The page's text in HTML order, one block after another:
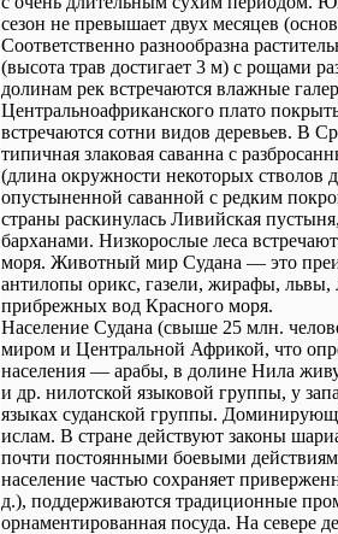
сезон не превышает двух месяцев
Соответственно разнообразна
(высота трав достигает 3 м) с рощами
долинам рек встречаются влажные
Центральноафриканского плато
встречаются сотни видов деревьев. В
типичная злаковая саванна с
(длина окружности некоторых стволов
опустыненной саванной с редким
страны раскинулась Ливийская
барханами. Низкорослые леса
моря. Животный мир Судана — это
антилопы орикс, газели, жирафы,
прибрежных вод Красного моря.
Население Судана (свыше 25 млн.
миром и Центральной Африкой, что
населения — арабы, в долине Нила
и др. нилотской языковой группы, у
языках суданской группы.
ислам. В стране действуют законы
почти постоянными боевыми
население частью сохраняет
д.), поддерживаются традиционные
орнаментированная посуда. На севере